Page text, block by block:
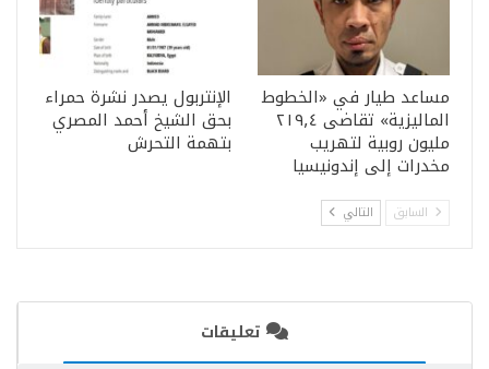
مساعد طيار في «الخطوط
الماليزية» تقاضى ٢١٩٫٤
مليون روبية لتهريب
مخدرات إلى إندونيسيا
الإنتربول يصدر نشرة حمراء
بحق الشيخ أحمد المصري
بتهمة التحرش
السابق التالي
تعليقات